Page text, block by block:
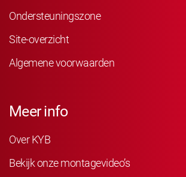
Ondersteuningszone
Site-overzicht
Algemene voorwaarden
Meer info
Over KYB
Bekijk onze montagevideo’s